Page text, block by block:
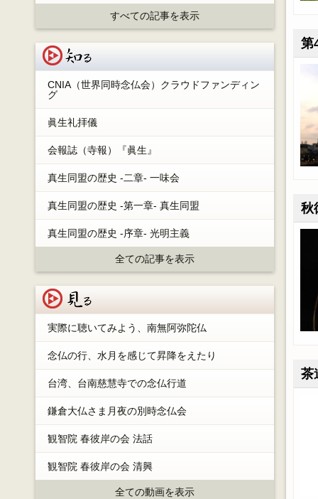
第
秋
茶
すべての記事を表示
CNIA（世界同時念仏会）クラウドファンディン
グ
眞生礼拝儀
会報誌（寺報）『眞生』
真生同盟の歴史 -二章- 一味会
真生同盟の歴史 -第一章- 真生同盟
真生同盟の歴史 -序章- 光明主義
全ての記事を表示
実際に聴いてみよう、南無阿弥陀仏
念仏の行、水月を感じて昇降をえたり
台湾、台南慈慧寺での念仏行道
鎌倉大仏さま月夜の別時念仏会
観智院 春彼岸の会 法話
観智院 春彼岸の会 清興
全ての動画を表示